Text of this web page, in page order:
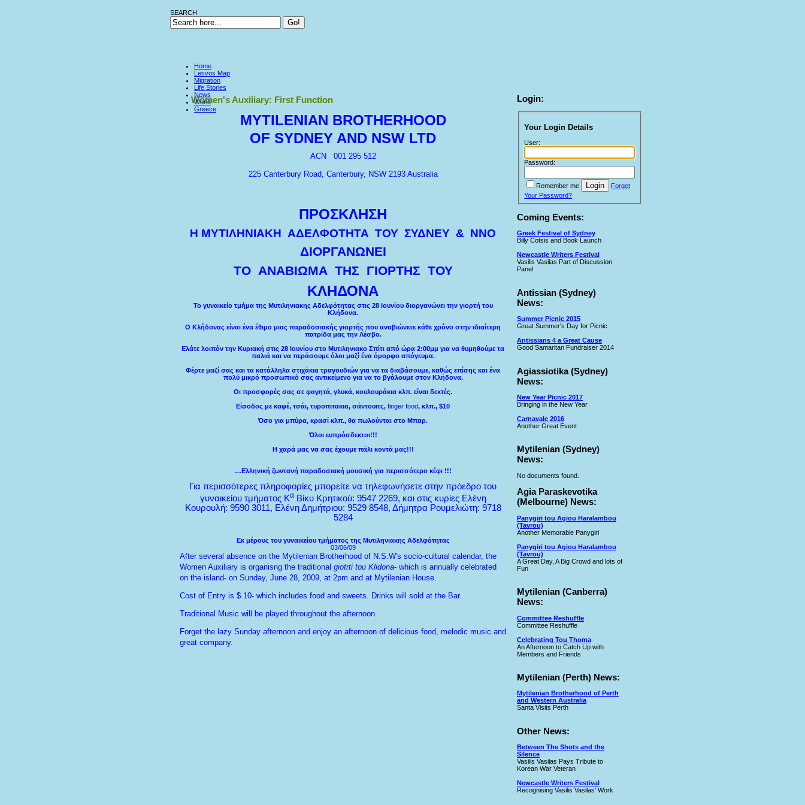
Login:
Your Login Details
User:
Password:
Remember me
Forget
Your Password?
Coming Events:
Greek Festival of Sydney
Billy Cotsis and Book Launch
Newcastle Writers Festival
Vasilis Vasilas Part of Discussion
Panel
Antissian (Sydney)
News:
Summer Picnic 2015
Great Summer's Day for Picnic
Antissians 4 a Great Cause
Good Samaritan Fundraiser 2014
Agiassiotika (Sydney)
News:
New Year Picnic 2017
Bringing in the New Year
Carnavale 2016
Another Great Event
Mytilenian (Sydney)
News:
No documents found.
Agia Paraskevotika
(Melbourne) News:
Panygiri tou Agiou Haralambou
(Tavrou)
Another Memorable Panygiri
Panygiri tou Agiou Haralambou
(Tavrou)
A Great Day, A Big Crowd and lots of
Fun
Mytilenian (Canberra)
News:
Committee Reshuffle
Committee Reshuffle
Celebrating Tou Thoma
An Afternoon to Catch Up with
Members and Friends
Mytilenian (Perth) News:
Mytilenian Brotherhood of Perth
and Western Australia
Santa Visits Perth
Other News:
Between The Shots and the
Silence
Vasilis Vasilas Pays Tribute to
Korean War Veteran
Newcastle Writers Festival
Recognising Vasilis Vasilas' Work
Women's Auxiliary: First Function
MYTILENIAN BROTHERHOOD
OF SYDNEY AND NSW LTD
ACN 001 295 512
225 Canterbury Road , Canterbury, NSW 2193 Australia
ΠΡΟΣΚΛΗΣΗ
Η ΜΥΤΙΛΗΝΙΑΚΗ ΑΔΕΛΦΟΤΗΤΑ ΤΟΥ ΣΥΔΝΕΥ & ΝΝΟ
ΔΙΟΡΓΑΝΩΝΕΙ
ΤΟ ΑΝΑΒΙΩΜΑ ΤΗΣ ΓΙΟΡΤΗΣ ΤΟΥ
ΚΛΗΔΟΝΑ
Το γυναικείο τμήμα της Μυτιληνιακης Αδελφότητας στις 28 Ιουνίου διοργανώνει την γιορτή του
Κλήδονα.
Ο Κλήδονας είναι ένα έθιμο μιας παραδοσιακής γιορτής που αναβιώνετε κάθε χρόνο στην ιδιαίτερη
πατρίδα μας την Λέσβο.
Ελάτε λοιπόν την Κυριακή στις 28 Ιουνίου στο Μυτιληνιακο Σπίτι από ώρα 2:00μμ για να θυμηθούμε τα
παλιά και να περάσουμε όλοι μαζί ένα όμορφο απόγευμα.
Φέρτε μαζί σας και τα κατάλληλα στιχάκια τραγουδιών για να τα διαβάσουμε, καθώς επίσης και ένα
πολύ μικρό προσωπικό σας αντικείμενο για να το βγάλουμε στον Κλήδονα.
Οι προσφορές σας σε φαγητά, γλυκά, κουλουράκια κλπ. είναι δεκτές.
Είσοδος με καφέ, τσάι, τυροπιτακια, σάντουιτς, finger food, κλπ., $10
Όσο για μπύρα, κρασί κλπ., θα πωλούνται στο Μπαρ.
Όλοι ευπρόσδεκτοι!!!
Η χαρά μας να σας έχουμε πάλι κοντά μας!!!
…Ελληνική ζωντανή παραδοσιακή μουσική για περισσότερο κέφι !!!
Για περισσότερες πληροφορίες μπορείτε να τηλεφωνήσετε στην πρόεδρο του
γυναικείου τμήματος ΚαΒίκυ Κρητικού: 9547 2269, και στις κυρίες Ελένη
Κουρουλή: 9590 3011, Ελένη Δημήτριου: 9529 8548, Δήμητρα Ρουμελιώτη: 9718
5284
Εκ μέρους του γυναικείου τμήματος της Μυτιληνιακης Αδελφότητας
03/06/09
After several absence on the Mytilenian Brotherhood of N.S.W's socio-cultural calendar, the
Women Auxiliary is organisng the traditional giotrti tou Klidona- which is annually celebrated
on the island- on Sunday, June 28, 2009, at 2pm and at Mytilenian House.
Cost of Entry is $ 10- which includes food and sweets. Drinks will sold at the Bar.
Traditional Music will be played throughout the afternoon.
Forget the lazy Sunday afternoon and enjoy an afternoon of delicious food, melodic music and
great company.
SEARCH
Home
Lesvos Map
Migration
Life Stories
News
World
Greece